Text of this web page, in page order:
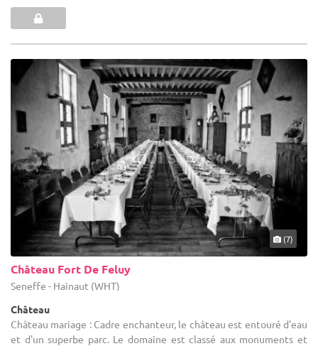
(7)
Château Fort De Feluy
Seneffe - Hainaut (WHT)
Château
Château mariage : Cadre enchanteur, le château est entouré d'eau
et d'un superbe parc. Le domaine est classé aux monuments et